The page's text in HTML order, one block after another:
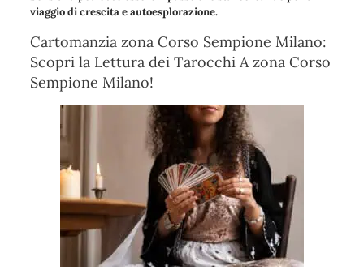
viaggio di crescita e autoesplorazione.
Cartomanzia zona Corso Sempione Milano:
Scopri la Lettura dei Tarocchi A zona Corso
Sempione Milano!